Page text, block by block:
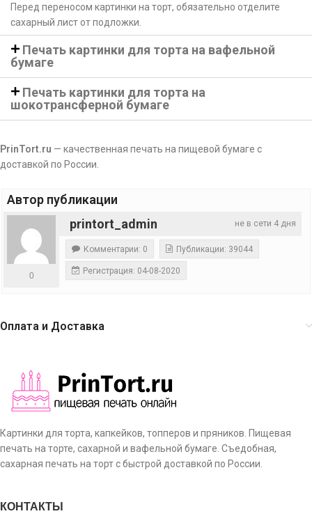
Перед переносом картинки на торт, обязательно отделите
сахарный лист от подложки.
Печать картинки для торта на вафельной
бумаге
Печать картинки для торта на
шокотрансферной бумаге
PrinTort.ru — качественная печать на пищевой бумаге с
доставкой по России.
Автор публикации
не в сети 4 дня
printort_admin
0
Комментарии: 0 Публикации: 39044
Регистрация: 04-08-2020
Оплата и Доставка
Картинки для торта, капкейков, топперов и пряников. Пищевая
печать на торте, сахарной и вафельной бумаге. Съедобная,
сахарная печать на торт с быстрой доставкой по России.
КОНТАКТЫ